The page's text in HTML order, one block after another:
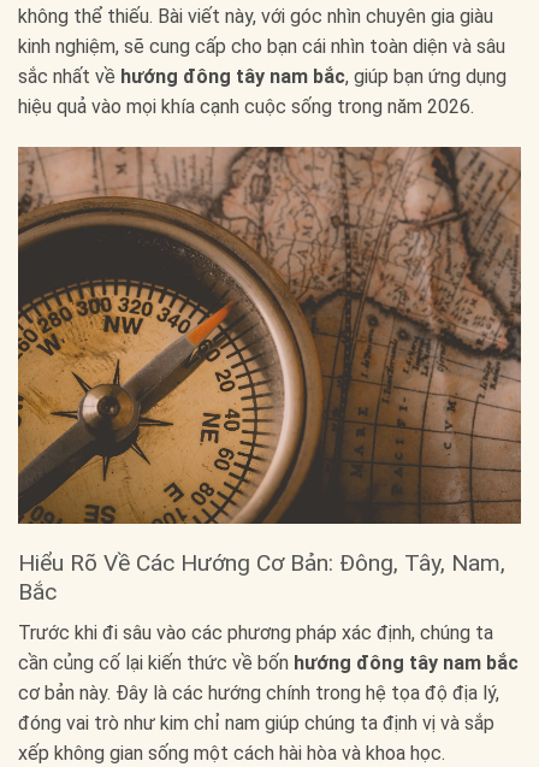
không thể thiếu. Bài viết này, với góc nhìn chuyên gia giàu
kinh nghiệm, sẽ cung cấp cho bạn cái nhìn toàn diện và sâu
sắc nhất về hướng đông tây nam bắc, giúp bạn ứng dụng
hiệu quả vào mọi khía cạnh cuộc sống trong năm 2026.
Hiểu Rõ Về Các Hướng Cơ Bản: Đông, Tây, Nam,
Bắc
Trước khi đi sâu vào các phương pháp xác định, chúng ta
cần củng cố lại kiến thức về bốn hướng đông tây nam bắc
cơ bản này. Đây là các hướng chính trong hệ tọa độ địa lý,
đóng vai trò như kim chỉ nam giúp chúng ta định vị và sắp
xếp không gian sống một cách hài hòa và khoa học.